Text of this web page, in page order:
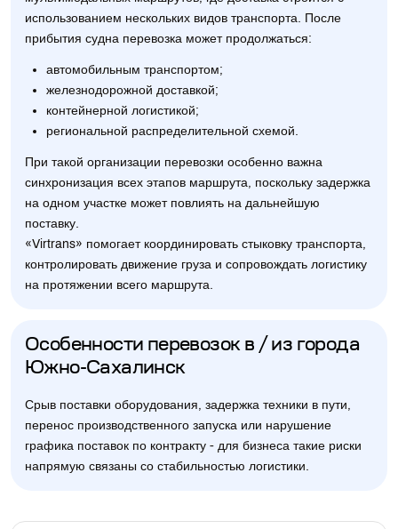
использованием нескольких видов транспорта. После
прибытия судна перевозка может продолжаться:
автомобильным транспортом;
железнодорожной доставкой;
контейнерной логистикой;
региональной распределительной схемой.
При такой организации перевозки особенно важна
синхронизация всех этапов маршрута, поскольку задержка
на одном участке может повлиять на дальнейшую
поставку.
«Virtrans» помогает координировать стыковку транспорта,
контролировать движение груза и сопровождать логистику
на протяжении всего маршрута.
Особенности перевозок в / из города
Южно-Сахалинск
Срыв поставки оборудования, задержка техники в пути,
перенос производственного запуска или нарушение
графика поставок по контракту - для бизнеса такие риски
напрямую связаны со стабильностью логистики.